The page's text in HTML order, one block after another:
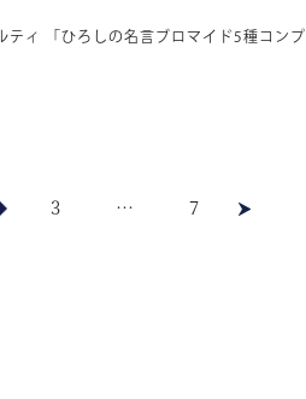
ティ 「ひろしの名言ブロマイド5種コンプ
3 … 7